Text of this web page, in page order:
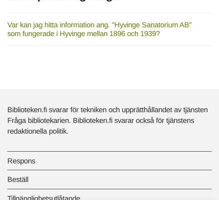
Var kan jag hitta information ang. "Hyvinge Sanatorium AB"
som fungerade i Hyvinge mellan 1896 och 1939?
Biblioteken.fi svarar för tekniken och upprätthållandet av tjänsten
Fråga bibliotekarien. Biblioteken.fi svarar också för tjänstens
redaktionella politik.
Respons
Beställ
Tillgänglighetsutlåtande